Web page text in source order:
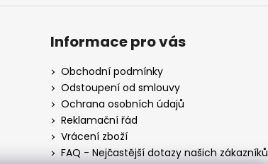
Informace pro vás
Obchodní podmínky
Odstoupení od smlouvy
Ochrana osobních údajů
Reklamační řád
Vrácení zboží
FAQ - Nejčastější dotazy našich zákazníků